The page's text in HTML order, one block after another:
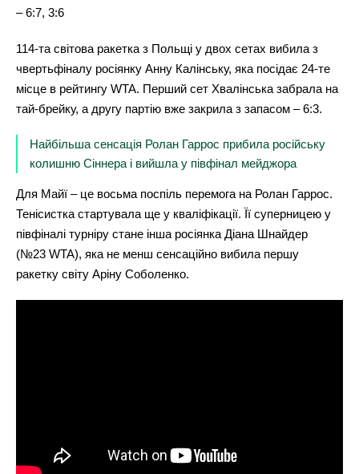
– 6:7, 3:6
114-та світова ракетка з Польщі у двох сетах вибила з
чвертьфіналу росіянку Анну Калінську, яка посідає 24-те
місце в рейтингу WTA. Перший сет Хвалінська забрала на
тай-брейку, а другу партію вже закрила з запасом – 6:3.
Найбільша сенсація Ролан Гаррос прибила російську
колишню Сіннера і вийшла у півфінал мейджора
Для Майї – це восьма поспіль перемога на Ролан Гаррос.
Тенісистка стартувала ще у кваліфікації. Її суперницею у
півфіналі турніру стане інша росіянка Діана Шнайдер
(№23 WTA), яка не менш сенсаційно вибила першу
ракетку світу Аріну Соболенко.